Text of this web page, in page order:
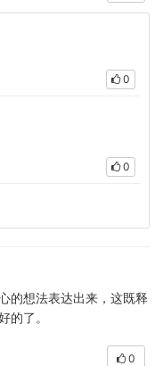
0
0
的想法表达出来，这既释
的了。
0